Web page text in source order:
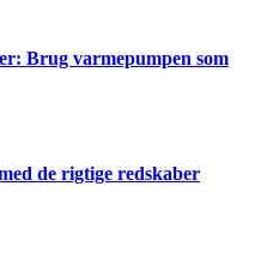
Brug varmepumpen som
de rigtige redskaber